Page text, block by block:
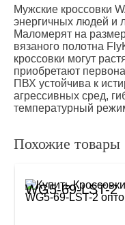
Мужские кроссовки
энергичных людей и
Маломерят на
вязаного полотна
кроссовки могут
приобретают
ПВХ устойчива к
агрессивных сред,
температурный
Похожие товары
WG5-69-LST-2